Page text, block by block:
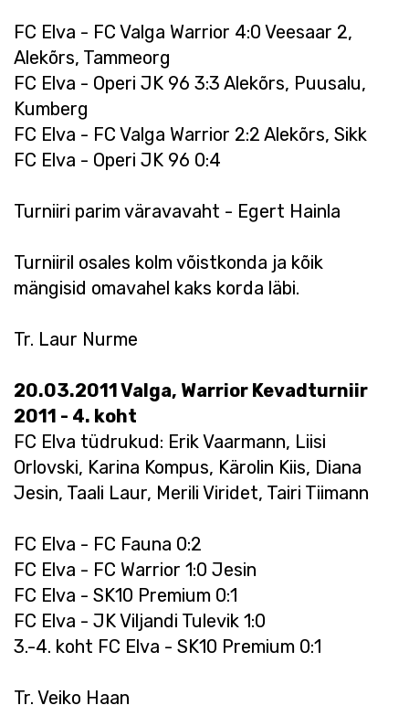
FC Elva - FC Valga Warrior 4:0 Veesaar 2,
Alekõrs, Tammeorg
FC Elva - Operi JK 96 3:3 Alekõrs, Puusalu,
Kumberg
FC Elva - FC Valga Warrior 2:2 Alekõrs, Sikk
FC Elva - Operi JK 96 0:4
Turniiri parim väravavaht - Egert Hainla
Turniiril osales kolm võistkonda ja kõik
mängisid omavahel kaks korda läbi.
Tr. Laur Nurme
20.03.2011 Valga, Warrior Kevadturniir
2011 - 4. koht
FC Elva tüdrukud: Erik Vaarmann, Liisi
Orlovski, Karina Kompus, Kärolin Kiis, Diana
Jesin, Taali Laur, Merili Viridet, Tairi Tiimann
FC Elva - FC Fauna 0:2
FC Elva - FC Warrior 1:0 Jesin
FC Elva - SK10 Premium 0:1
FC Elva - JK Viljandi Tulevik 1:0
3.-4. koht FC Elva - SK10 Premium 0:1
Tr. Veiko Haan